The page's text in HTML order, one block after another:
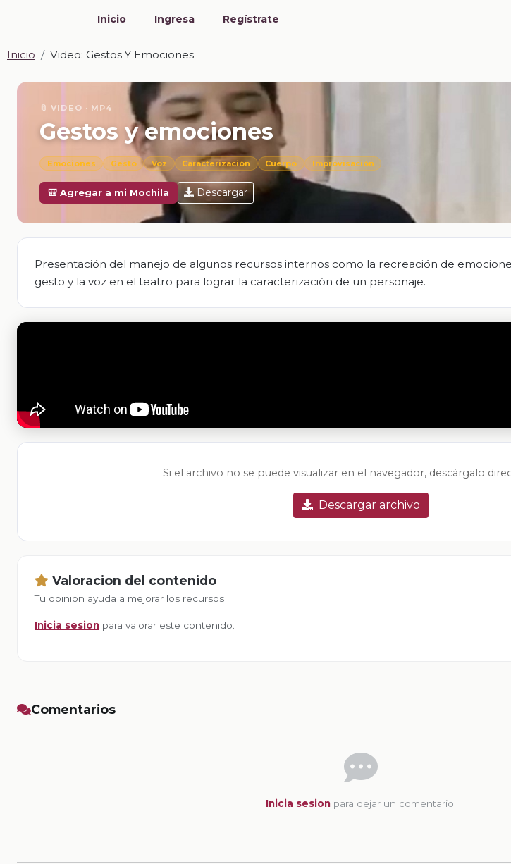
Inicio Ingresa Regístrate
Inicio Video: Gestos Y Emociones
📎 VIDEO · MP4
Gestos y emociones
Emociones Gesto Voz Caracterización Cuerpo Improvisación
🎒 Agregar a mi Mochila Descargar
Presentación del manejo de algunos recursos internos como la recreación de
gesto y la voz en el teatro para lograr la caracterización de un personaje.
Si el archivo no se puede visualizar en el navegador, descárgalo
Descargar archivo
Valoracion del contenido
Tu opinion ayuda a mejorar los recursos
Inicia sesion para valorar este contenido.
Comentarios
Inicia sesion para dejar un comentario.